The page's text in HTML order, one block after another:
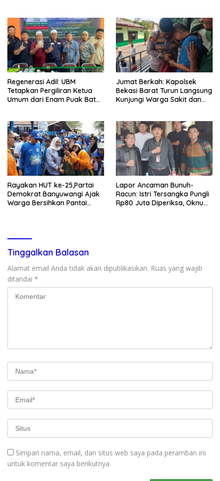
Regenerasi Adil: UBM
Tetapkan Pergiliran Ketua
Umum dari Enam Puak Batak
Jumat Berkah: Kapolsek
Bekasi Barat Turun Langsung
Kunjungi Warga Sakit dan
Rayakan HUT ke-25,Partai
Demokrat Banyuwangi Ajak
Warga Bersihkan Pantai
Lapor Ancaman Bunuh-
Racun: Istri Tersangka Pungli
Rp80 Juta Diperiksa, Oknum
Tinggalkan Balasan
Alamat email Anda tidak akan dipublikasikan. Ruas yang wajib
ditandai *
Simpan nama, email, dan situs web saya pada peramban ini
untuk komentar saya berikutnya.